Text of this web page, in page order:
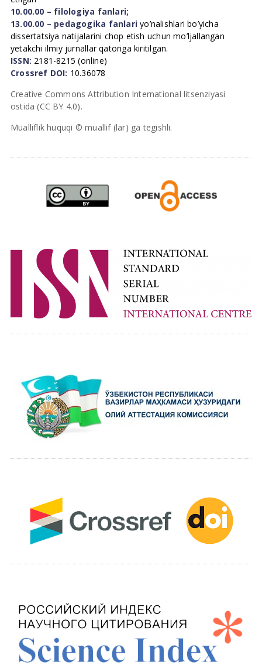
10.00.00 – filologiya fanlari;
13.00.00 – pedagogika fanlari yo’nalishlari bo’yicha
dissertatsiya natijalarini chop etish uchun mo’ljallangan
yetakchi ilmiy jurnallar qatoriga kiritilgan.
ISSN: 2181-8215 (online)
Crossref DOI: 10.36078
Creative Commons Attribution International litsenziyasi
ostida (CC BY 4.0).
Mualliflik huquqi © muallif (lar) ga tegishli.